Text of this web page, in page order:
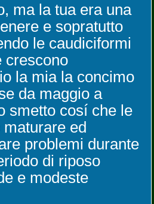
ma la tua era una
e sopratutto
le caudiciformi
crescono
la mia la concimo
da maggio a
smetto cosí che le
ed
problemi durante
di riposo
e modeste